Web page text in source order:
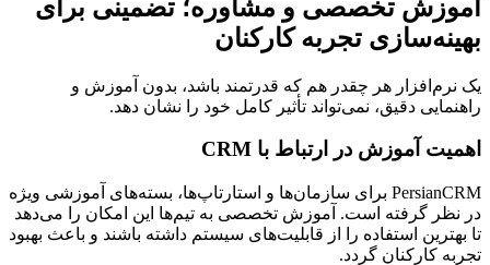
آموزش تخصصی و مشاوره؛ تضمینی برای
بهینه‌سازی تجربه کارکنان
یک نرم‌افزار هر چقدر هم که قدرتمند باشد، بدون آموزش و
راهنمایی دقیق، نمی‌تواند تأثیر کامل خود را نشان دهد.
اهمیت آموزش در ارتباط با CRM
PersianCRM برای سازمان‌ها و استارتاپ‌ها، بسته‌های آموزشی ویژه
در نظر گرفته است. آموزش تخصصی به تیم‌ها این امکان را می‌دهد
تا بهترین استفاده را از قابلیت‌های سیستم داشته باشند و باعث بهبود
تجربه کارکنان گردد.